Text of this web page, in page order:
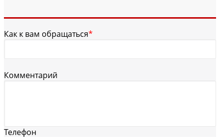
Как к вам обращаться*
Комментарий
Телефон